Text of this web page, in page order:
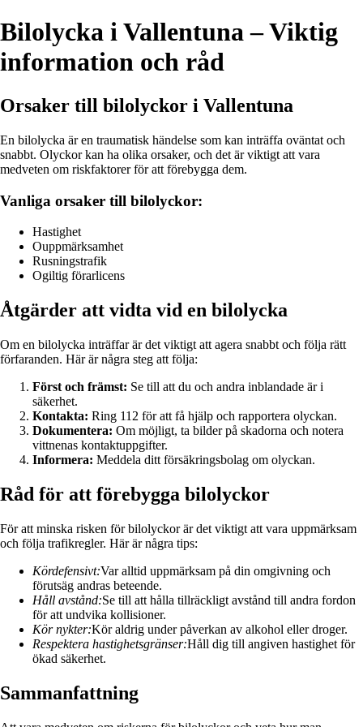
Bilolycka i Vallentuna – Viktig
information och råd
Orsaker till bilolyckor i Vallentuna
En bilolycka är en traumatisk händelse som kan inträffa oväntat och
snabbt. Olyckor kan ha olika orsaker, och det är viktigt att vara
medveten om riskfaktorer för att förebygga dem.
Vanliga orsaker till bilolyckor:
Hastighet
Ouppmärksamhet
Rusningstrafik
Ogiltig förarlicens
Åtgärder att vidta vid en bilolycka
Om en bilolycka inträffar är det viktigt att agera snabbt och följa rätt
förfaranden. Här är några steg att följa:
Först och främst: Se till att du och andra inblandade är i
säkerhet.
Kontakta: Ring 112 för att få hjälp och rapportera olyckan.
Dokumentera: Om möjligt, ta bilder på skadorna och notera
vittnenas kontaktuppgifter.
Informera: Meddela ditt försäkringsbolag om olyckan.
Råd för att förebygga bilolyckor
För att minska risken för bilolyckor är det viktigt att vara uppmärksam
och följa trafikregler. Här är några tips:
Kördefensivt:Var alltid uppmärksam på din omgivning och
förutsäg andras beteende.
Håll avstånd:Se till att hålla tillräckligt avstånd till andra fordon
för att undvika kollisioner.
Kör nykter:Kör aldrig under påverkan av alkohol eller droger.
Respektera hastighetsgränser:Håll dig till angiven hastighet för
ökad säkerhet.
Sammanfattning